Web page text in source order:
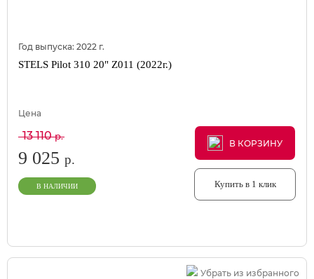
Год выпуска: 2022 г.
STELS Pilot 310 20" Z011 (2022г.)
Цена
13 110р.
9 025 р.
В НАЛИЧИИ
В КОРЗИНУ
В КОРЗИНУ
В КОРЗИНУ
Купить в 1 клик
Убрать из избранного